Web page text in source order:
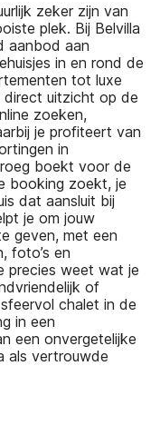
zeker zijn van
plek. Bij Belvilla
aanbod aan
in en rond de
tot luxe
uitzicht op de
zoeken,
je profiteert van
in
boekt voor de
booking zoekt, je
dat aansluit bij
je om jouw
geven, met een
foto’s en
precies weet wat je
of
chalet in de
in een
een onvergetelijke
als vertrouwde